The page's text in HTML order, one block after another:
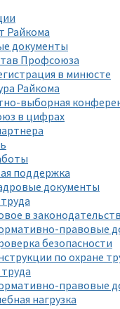
Райкома
документы
Профсоюза
в минюсте
Райкома
выборная
в цифрах
поддержка
документы
в
правовые
безопасности
по охране
правовые
нагрузка